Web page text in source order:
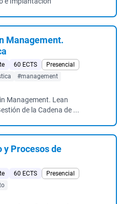
Management.
60 ECTS
Presencial
#management
Management. Lean
de la Cadena de ...
y Procesos de
60 ECTS
Presencial